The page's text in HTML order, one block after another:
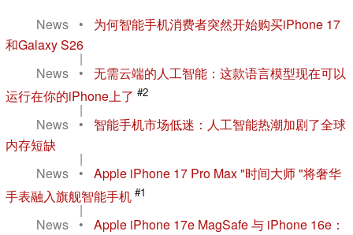
News •
为何智能手机消费者突然开始购买iPhone 17
和Galaxy S26
|
News
•
无需云端的人工智能：这款语言模型现在可以
运行在你的iPhone上了 #2
|
News
•
智能手机市场低迷：人工智能热潮加剧了全球
内存短缺
|
News
•
Apple iPhone 17 Pro Max "时间大师 "将奢华
手表融入旗舰智能手机 #1
|
News
•
Apple iPhone 17e MagSafe 与 iPhone 16e：